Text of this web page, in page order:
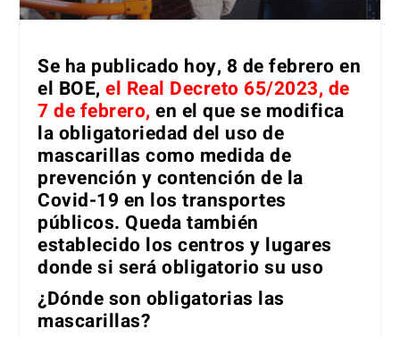
Se ha publicado hoy, 8 de febrero en
el BOE,el Real Decreto 65/2023, de
7 de febrero, en el que se modifica
la obligatoriedad del uso de
mascarillas como medida de
prevención y contención de la
Covid-19 en los transportes
públicos. Queda también
establecido los centros y lugares
donde si será obligatorio su uso
¿Dónde son obligatorias las
mascarillas?